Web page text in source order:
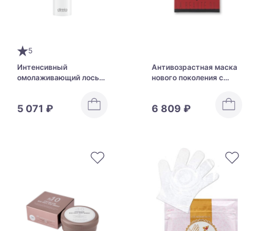
5
Интенсивный
омолаживающий лосьон
STEM INTENSE LOTION
5 071 ₽
Антивозрастная маска
нового поколения с
WMT LA BEAUTE DU ROI
I MASK
6 809 ₽